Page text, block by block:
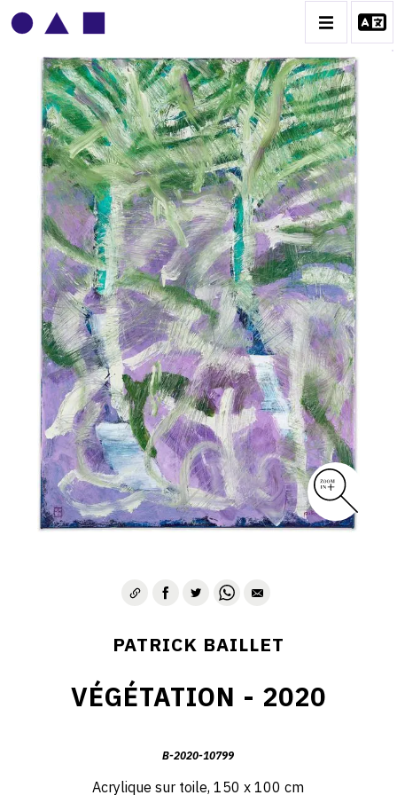
PATRICK BAILLET
BIOGRAPHIE
CATALOGUE DES OEUVRES
CONTACT
PATRICK BAILLET
VÉGÉTATION - 2020
B-2020-10799
Acrylique sur toile, 150 x 100 cm